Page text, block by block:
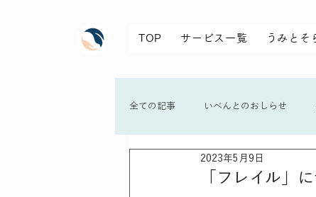
TOP サービス一覧 うみとそ
全ての記事 いべんとのおしらせ
「フレイル」に
2023年5月9日